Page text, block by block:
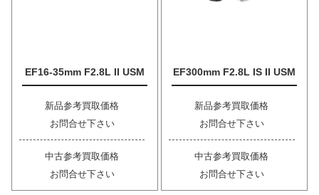
EF16-35mm F2.8L II USM
新品参考買取価格
お問合せ下さい
中古参考買取価格
お問合せ下さい
EF300mm F2.8L IS II USM
新品参考買取価格
お問合せ下さい
中古参考買取価格
お問合せ下さい